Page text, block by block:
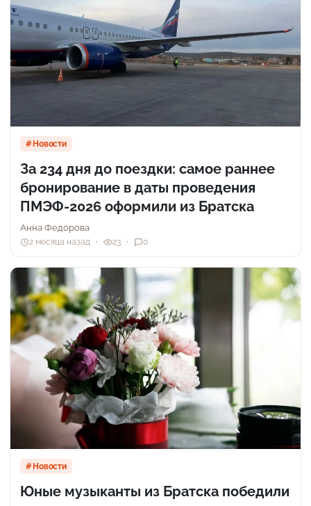
Новости
За 234 дня до поездки: самое раннее
бронирование в даты проведения
ПМЭФ-2026 оформили из Братска
Анна Федорова
2 месяца назад 23 0
Новости
Юные музыканты из Братска победили